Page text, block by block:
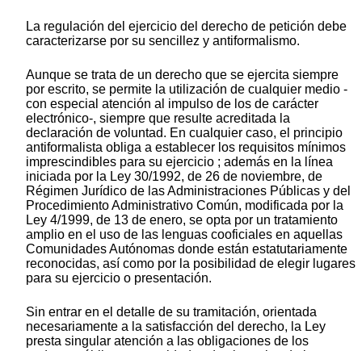
La regulación del ejercicio del derecho de petición debe
caracterizarse por su sencillez y antiformalismo.
Aunque se trata de un derecho que se ejercita siempre
por escrito, se permite la utilización de cualquier medio -
con especial atención al impulso de los de carácter
electrónico-, siempre que resulte acreditada la
declaración de voluntad. En cualquier caso, el principio
antiformalista obliga a establecer los requisitos mínimos
imprescindibles para su ejercicio ; además en la línea
iniciada por la Ley 30/1992, de 26 de noviembre, de
Régimen Jurídico de las Administraciones Públicas y del
Procedimiento Administrativo Común, modificada por la
Ley 4/1999, de 13 de enero, se opta por un tratamiento
amplio en el uso de las lenguas cooficiales en aquellas
Comunidades Autónomas donde están estatutariamente
reconocidas, así como por la posibilidad de elegir lugares
para su ejercicio o presentación.
Sin entrar en el detalle de su tramitación, orientada
necesariamente a la satisfacción del derecho, la Ley
presta singular atención a las obligaciones de los